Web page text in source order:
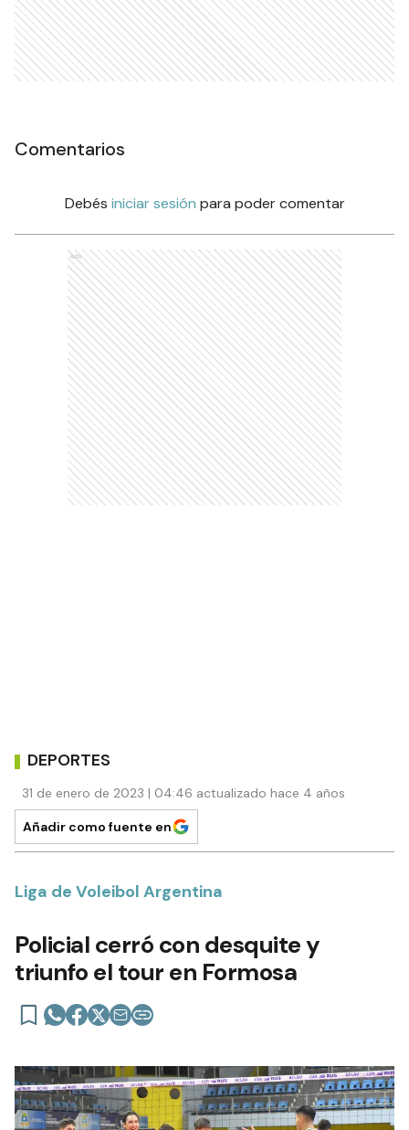
Comentarios
Debés iniciar sesión para poder comentar
Ads
DEPORTES
31 de enero de 2023 | 04:46 actualizado hace 4 años
Añadir como fuente en
Liga de Voleibol Argentina
Policial cerró con desquite y
triunfo el tour en Formosa